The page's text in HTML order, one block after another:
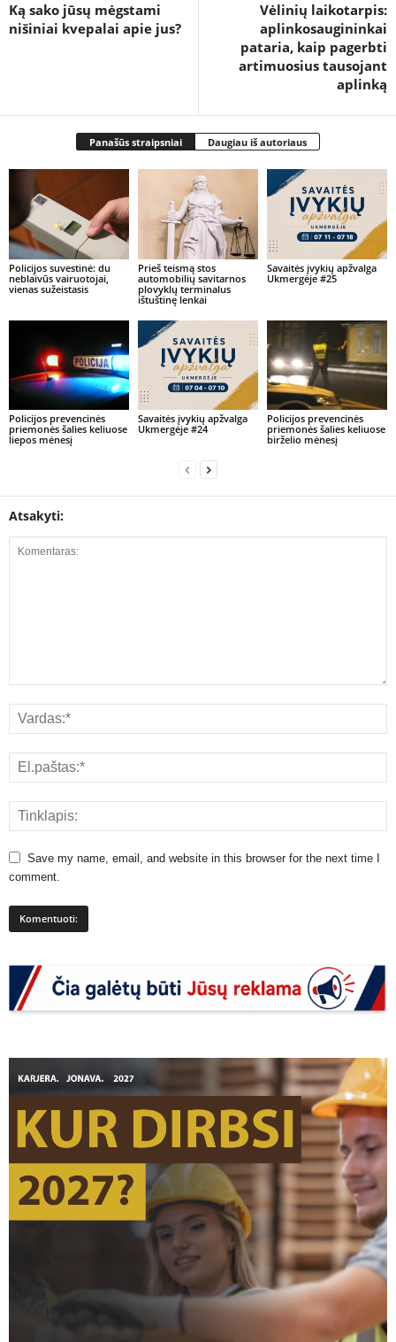
Ką sako jūsų mėgstami
nišiniai kvepalai apie jus?
Vėlinių laikotarpis:
aplinkosaugininkai
pataria, kaip pagerbti
artimuosius tausojant
aplinką
Panašūs straipsniai Daugiau iš autoriaus
Policijos suvestinė: du
neblaivūs vairuotojai,
vienas sužeistasis
Prieš teismą stos
automobilių savitarnos
plovyklų terminalus
ištuštinę lenkai
Savaitės įvykių apžvalga
Ukmergėje #25
Policijos prevencinės
priemonės šalies keliuose
liepos mėnesį
Savaitės įvykių apžvalga
Ukmergėje #24
Policijos prevencinės
priemonės šalies keliuose
birželio mėnesį
Atsakyti:
Save my name, email, and website in this browser for the next time I
comment.